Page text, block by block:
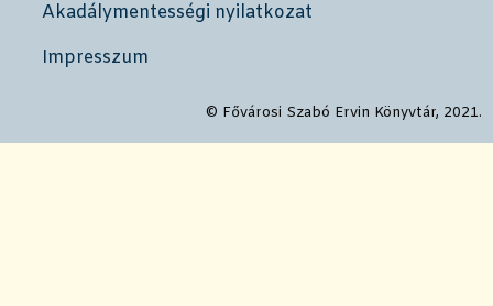
Akadálymentességi nyilatkozat
Impresszum
© Fővárosi Szabó Ervin Könyvtár, 2021.